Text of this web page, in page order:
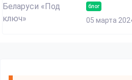
блог
05 марта